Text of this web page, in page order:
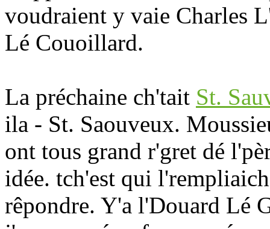
voudraient y vaie Charles
Lé Couoillard.
La préchaine ch'tait St.
ila - St. Saouveux.
ont tous grand r'gret dé
idée. tch'est qui
rêpondre. Y'a l'Douard Lé